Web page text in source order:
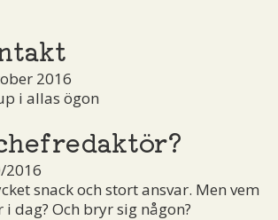
2016
i allas ögon
2016
snack och stort ansvar. Men vem
dag? Och bryr sig någon?